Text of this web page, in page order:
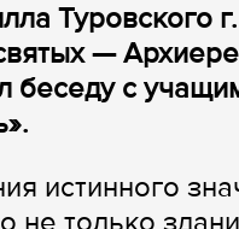
Туровского
—
беседу с
истинного